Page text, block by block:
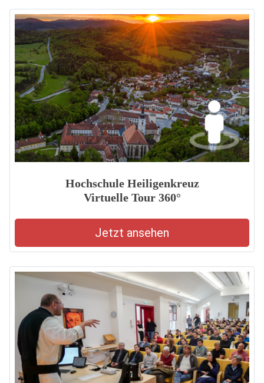
Hochschule Heiligenkreuz
Virtuelle Tour 360°
Jetzt ansehen